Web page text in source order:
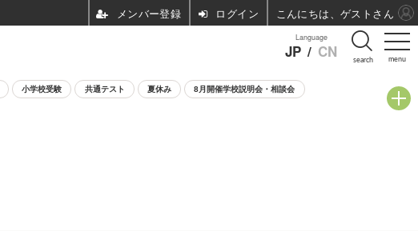
menu
Language
JP / CN search
小学校受験 共通テスト 夏休み 8月開催学校説明会・相談会
ログイン こんにちは、ゲストさん